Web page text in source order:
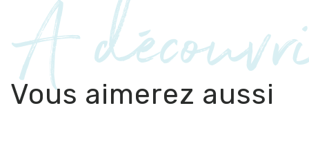
À
Vous aimerez aussi